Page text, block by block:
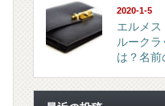
2020-1-5
エルメス
ルークラ
は？名前